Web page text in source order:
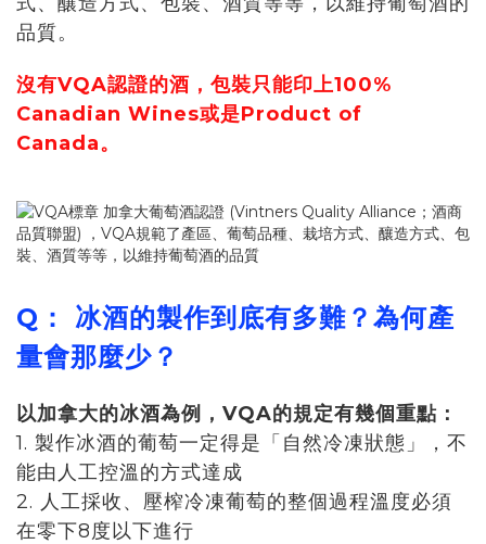
品質。
沒有VQA認證的酒，包裝只能印上100%
Canadian Wines或是Product of
Canada。
Q： 冰酒的製作到底有多難？為何產
量會那麼少？
以加拿大的冰酒為例，VQA的規定有幾個重點：
1. 製作冰酒的葡萄一定得是「自然冷凍狀態」，不
能由人工控溫的方式達成
2. 人工採收、壓榨冷凍葡萄的整個過程溫度必須
在零下8度以下進行